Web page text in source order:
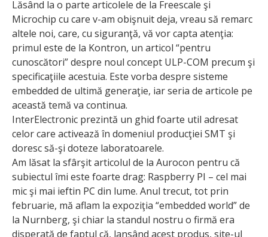
Lăsând la o parte articolele de la Freescale şi
Microchip cu care v-am obişnuit deja, vreau să remarc
altele noi, care, cu siguranţă, vă vor capta atenţia:
primul este de la Kontron, un articol “pentru
cunoscători” despre noul concept ULP-COM precum şi
specificaţiile acestuia. Este vorba despre sisteme
embedded de ultimă generaţie, iar seria de articole pe
această temă va continua.
InterElectronic prezintă un ghid foarte util adresat
celor care activează în domeniul producţiei SMT şi
doresc să-şi doteze laboratoarele.
Am lăsat la sfârşit articolul de la Aurocon pentru că
subiectul îmi este foarte drag: Raspberry PI – cel mai
mic şi mai ieftin PC din lume. Anul trecut, tot prin
februarie, mă aflam la expoziţia “embedded world” de
la Nurnberg, şi chiar la standul nostru o firmă era
disperată de faptul că, lansând acest produs, site-ul